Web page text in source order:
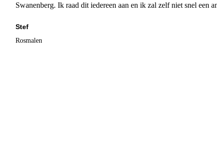
Swanenberg. Ik raad dit iedereen aan en ik zal zelf niet snel een
Stef
Rosmalen